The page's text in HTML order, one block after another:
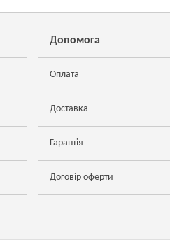
Допомога
Оплата
Доставка
Гарантія
Договір оферти